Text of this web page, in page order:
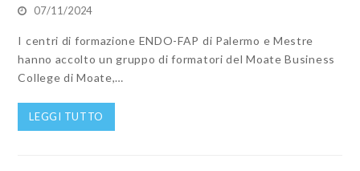
07/11/2024
I centri di formazione ENDO-FAP di Palermo e Mestre
hanno accolto un gruppo di formatori del Moate Business
College di Moate,…
LEGGI TUTTO